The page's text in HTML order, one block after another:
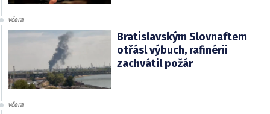
včera
Bratislavským Slovnaftem
otřásl výbuch, rafinérii
zachvátil požár
včera